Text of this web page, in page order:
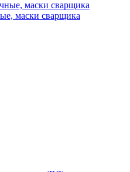
маски сварщика